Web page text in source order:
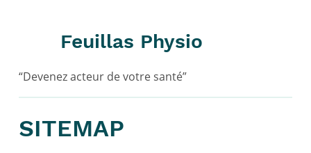
Feuillas Physio
“Devenez acteur de votre santé”
SITEMAP